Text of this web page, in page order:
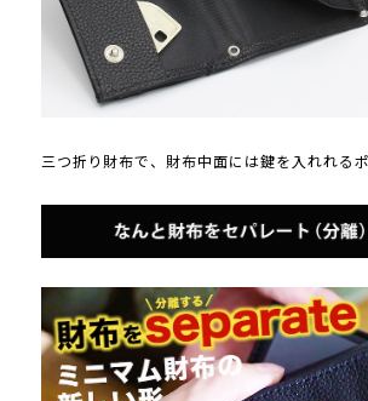
三つ折り財布で、財布中面には鍵を入れれる